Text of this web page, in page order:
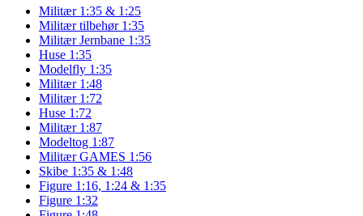
Militær 1:35 & 1:25
Militær tilbehør 1:35
Militær Jernbane 1:35
Huse 1:35
Modelfly 1:35
Militær 1:48
Militær 1:72
Huse 1:72
Militær 1:87
Modeltog 1:87
Militær GAMES 1:56
Skibe 1:35 & 1:48
Figure 1:16, 1:24 & 1:35
Figure 1:32